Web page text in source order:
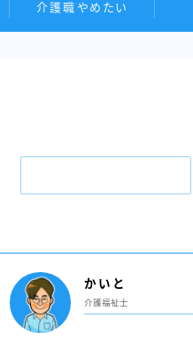
介護職やめたい
かいと
介護福祉士